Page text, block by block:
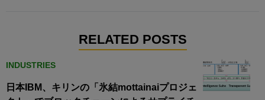
RELATED POSTS
INDUSTRIES
日本IBM、キリンの「氷結mottainaiプロジェ